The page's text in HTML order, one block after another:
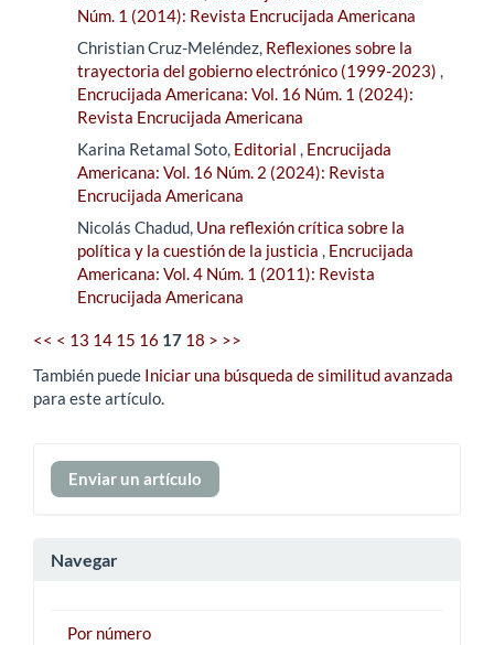
Núm. 1 (2014): Revista Encrucijada Americana
Christian Cruz-Meléndez, Reflexiones sobre la
trayectoria del gobierno electrónico (1999-2023) ,
Encrucijada Americana: Vol. 16 Núm. 1 (2024):
Revista Encrucijada Americana
Karina Retamal Soto, Editorial , Encrucijada
Americana: Vol. 16 Núm. 2 (2024): Revista
Encrucijada Americana
Nicolás Chadud, Una reflexión crítica sobre la
política y la cuestión de la justicia , Encrucijada
Americana: Vol. 4 Núm. 1 (2011): Revista
Encrucijada Americana
<< < 13 14 15 16 17 18 > >>
También puede Iniciar una búsqueda de similitud avanzada
para este artículo.
Enviar
un
Enviar un artículo
Navegar
Por número